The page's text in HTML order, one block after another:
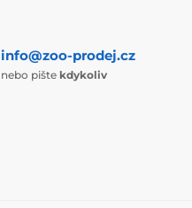
info@zoo-prodej.cz
nebo pište kdykoliv